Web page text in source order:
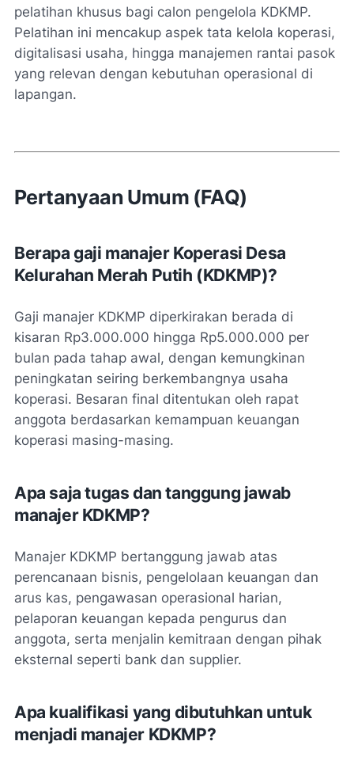
pelatihan khusus bagi calon pengelola KDKMP.
Pelatihan ini mencakup aspek tata kelola koperasi,
digitalisasi usaha, hingga manajemen rantai pasok
yang relevan dengan kebutuhan operasional di
lapangan.
Pertanyaan Umum (FAQ)
Berapa gaji manajer Koperasi Desa
Kelurahan Merah Putih (KDKMP)?
Gaji manajer KDKMP diperkirakan berada di
kisaran Rp3.000.000 hingga Rp5.000.000 per
bulan pada tahap awal, dengan kemungkinan
peningkatan seiring berkembangnya usaha
koperasi. Besaran final ditentukan oleh rapat
anggota berdasarkan kemampuan keuangan
koperasi masing-masing.
Apa saja tugas dan tanggung jawab
manajer KDKMP?
Manajer KDKMP bertanggung jawab atas
perencanaan bisnis, pengelolaan keuangan dan
arus kas, pengawasan operasional harian,
pelaporan keuangan kepada pengurus dan
anggota, serta menjalin kemitraan dengan pihak
eksternal seperti bank dan supplier.
Apa kualifikasi yang dibutuhkan untuk
menjadi manajer KDKMP?